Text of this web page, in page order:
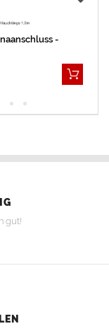
-
gut!